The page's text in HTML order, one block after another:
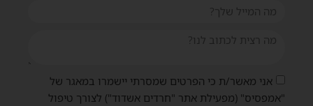
אני מאשר/ת כי הפרטים שמסרתי יישמרו במאגר של
"אמפסיס" (מפעילת אתר "חרדים אשדוד") לצורך טיפול